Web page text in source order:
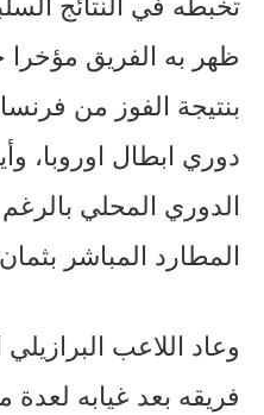
ظهر به الفريق
بنتيجة الفوز من
دوري ابطال اوروبا،
الدوري المحلي
المطارد المباشر
وعاد اللاعب
فريقه بعد غيابه لعدة